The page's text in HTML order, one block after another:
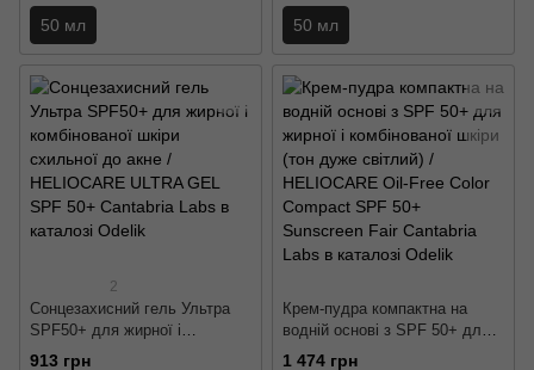
50 мл 50 мл
2
Сонцезахисний гель Ультра
SPF50+ для жирної і
комбінованої шкіри схильної
913 грн
Крем-пудра компактна на
водній основі з SPF 50+ для
жирної і комбінованої шкіри
1 474 грн